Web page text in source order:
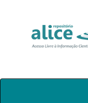
Skip